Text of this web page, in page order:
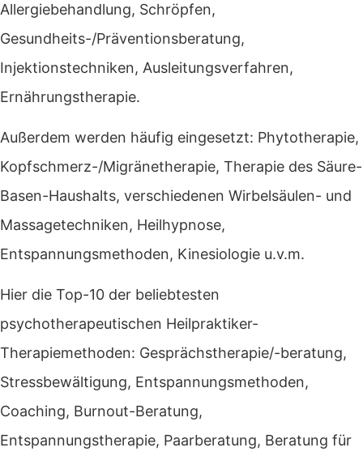
Allergiebehandlung, Schröpfen,
Gesundheits-/Präventionsberatung,
Injektionstechniken, Ausleitungsverfahren,
Ernährungstherapie.
Außerdem werden häufig eingesetzt: Phytotherapie,
Kopfschmerz-/Migränetherapie, Therapie des Säure-
Basen-Haushalts, verschiedenen Wirbelsäulen- und
Massagetechniken, Heilhypnose,
Entspannungsmethoden, Kinesiologie u.v.m.
Hier die Top-10 der beliebtesten
psychotherapeutischen Heilpraktiker-
Therapiemethoden: Gesprächstherapie/-beratung,
Stressbewältigung, Entspannungsmethoden,
Coaching, Burnout-Beratung,
Entspannungstherapie, Paarberatung, Beratung für